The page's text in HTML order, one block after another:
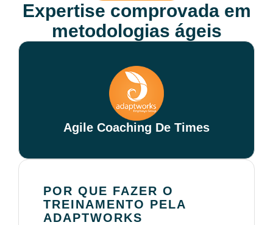
Expertise comprovada em
metodologias ágeis
Agile Coaching De Times
POR QUE FAZER O
TREINAMENTO PELA
ADAPTWORKS